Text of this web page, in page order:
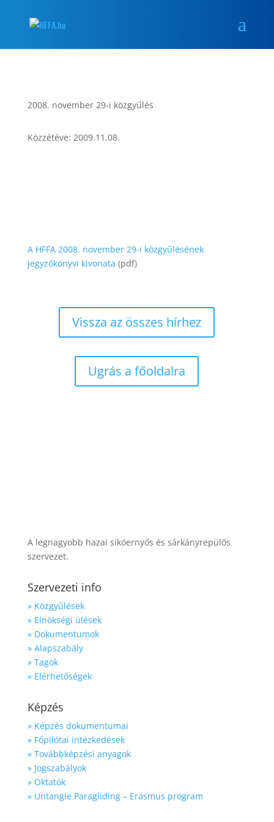
2008. november 29-i közgyűlés
Közzétéve: 2009.11.08.
A HFFA 2008. november 29-i közgyűlésének
jegyzőkönyvi kivonata (pdf)
Vissza az összes hírhez
Ugrás a főoldalra
A legnagyobb hazai sikóernyős és sárkányrepülős
szervezet.
Szervezeti info
» Közgyűlések
» Elnökségi ülések
» Dokumentumok
» Alapszabály
» Tagok
» Elérhetőségek
Képzés
» Képzés dokumentumai
» Főpilótai intézkedések
» Továbbképzési anyagok
» Jogszabályok
» Oktatók
» Untangle Paragliding – Erasmus program